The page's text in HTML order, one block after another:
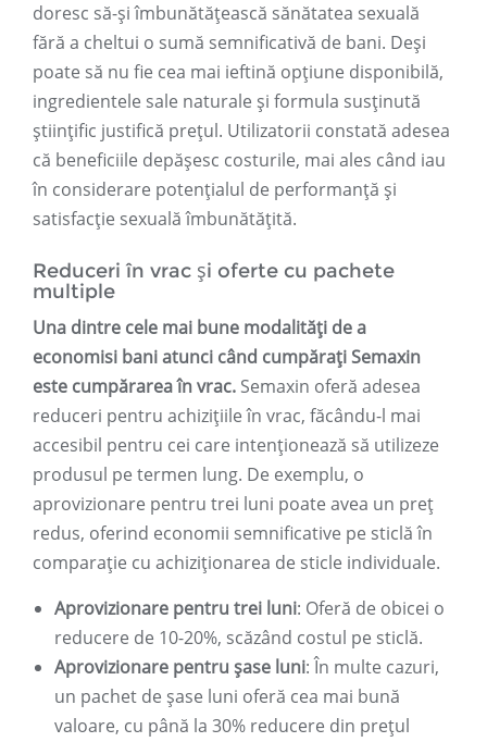
doresc să-și îmbunătățească sănătatea sexuală
fără a cheltui o sumă semnificativă de bani. Deși
poate să nu fie cea mai ieftină opțiune disponibilă,
ingredientele sale naturale și formula susținută
științific justifică prețul. Utilizatorii constată adesea
că beneficiile depășesc costurile, mai ales când iau
în considerare potențialul de performanță și
satisfacție sexuală îmbunătățită.
Reduceri în vrac și oferte cu pachete
multiple
Una dintre cele mai bune modalități de a
economisi bani atunci când cumpărați Semaxin
este cumpărarea în vrac. Semaxin oferă adesea
reduceri pentru achizițiile în vrac, făcându-l mai
accesibil pentru cei care intenționează să utilizeze
produsul pe termen lung. De exemplu, o
aprovizionare pentru trei luni poate avea un preț
redus, oferind economii semnificative pe sticlă în
comparație cu achiziționarea de sticle individuale.
Aprovizionare pentru trei luni: Oferă de obicei o
reducere de 10-20%, scăzând costul pe sticlă.
Aprovizionare pentru șase luni: În multe cazuri,
un pachet de șase luni oferă cea mai bună
valoare, cu până la 30% reducere din prețul